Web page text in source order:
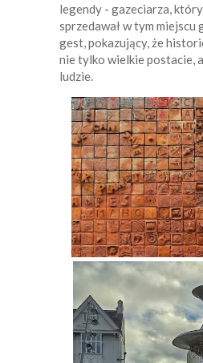
legendy - gazeciarza,
sprzedawał w tym miejscu
gest, pokazujący, że
nie tylko wielkie postacie,
ludzie.